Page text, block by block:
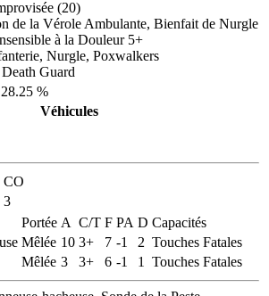
(20)
de la Vérole Ambulante, Bienfait de Nurgle
à la Douleur 5+
Nurgle, Poxwalkers
Death Guard
%
Véhicules
CO
3
Portée A C/T F PA D Capacités
Mêlée 10 3+ 7 -1 2 Touches Fatales
Mêlée 3 3+ 6 -1 1 Touches Fatales